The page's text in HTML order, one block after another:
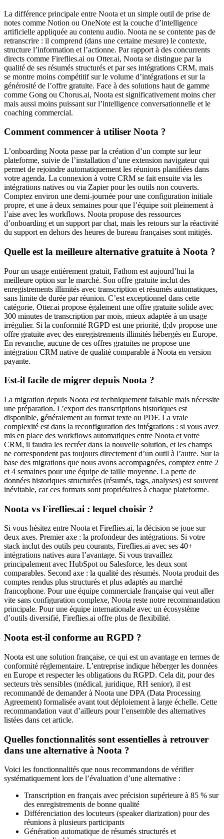
La différence principale entre Noota et un simple outil de prise de
notes comme Notion ou OneNote est la couche d’intelligence
artificielle appliquée au contenu audio. Noota ne se contente pas de
retranscrire : il comprend (dans une certaine mesure) le contexte,
structure l’information et l’actionne. Par rapport à des concurrents
directs comme Fireflies.ai ou Otter.ai, Noota se distingue par la
qualité de ses résumés structurés et par ses intégrations CRM, mais
se montre moins compétitif sur le volume d’intégrations et sur la
générosité de l’offre gratuite. Face à des solutions haut de gamme
comme Gong ou Chorus.ai, Noota est significativement moins cher
mais aussi moins puissant sur l’intelligence conversationnelle et le
coaching commercial.
Comment commencer à utiliser Noota ?
L’onboarding Noota passe par la création d’un compte sur leur
plateforme, suivie de l’installation d’une extension navigateur qui
permet de rejoindre automatiquement les réunions planifiées dans
votre agenda. La connexion à votre CRM se fait ensuite via les
intégrations natives ou via Zapier pour les outils non couverts.
Comptez environ une demi-journée pour une configuration initiale
propre, et une à deux semaines pour que l’équipe soit pleinement à
l’aise avec les workflows. Noota propose des ressources
d’onboarding et un support par chat, mais les retours sur la réactivité
du support en dehors des heures de bureau françaises sont mitigés.
Quelle est la meilleure alternative gratuite à Noota ?
Pour un usage entièrement gratuit, Fathom est aujourd’hui la
meilleure option sur le marché. Son offre gratuite inclut des
enregistrements illimités avec transcription et résumés automatiques,
sans limite de durée par réunion. C’est exceptionnel dans cette
catégorie. Otter.ai propose également une offre gratuite solide avec
300 minutes de transcription par mois, mieux adaptée à un usage
irrégulier. Si la conformité RGPD est une priorité, tl;dv propose une
offre gratuite avec des enregistrements illimités hébergés en Europe.
En revanche, aucune de ces offres gratuites ne propose une
intégration CRM native de qualité comparable à Noota en version
payante.
Est-il facile de migrer depuis Noota ?
La migration depuis Noota est techniquement faisable mais nécessite
une préparation. L’export des transcriptions historiques est
disponible, généralement au format texte ou PDF. La vraie
complexité est dans la reconfiguration des intégrations : si vous avez
mis en place des workflows automatiques entre Noota et votre
CRM, il faudra les recréer dans la nouvelle solution, et les champs
ne correspondent pas toujours directement d’un outil à l’autre. Sur la
base des migrations que nous avons accompagnées, comptez entre 2
et 4 semaines pour une équipe de taille moyenne. La perte de
données historiques structurées (résumés, tags, analyses) est souvent
inévitable, car ces formats sont propriétaires à chaque plateforme.
Noota vs Fireflies.ai : lequel choisir ?
Si vous hésitez entre Noota et Fireflies.ai, la décision se joue sur
deux axes. Premier axe : la profondeur des intégrations. Si votre
stack inclut des outils peu courants, Fireflies.ai avec ses 40+
intégrations natives aura l’avantage. Si vous travaillez
principalement avec HubSpot ou Salesforce, les deux sont
comparables. Second axe : la qualité des résumés. Noota produit des
comptes rendus plus structurés et plus adaptés au marché
francophone. Pour une équipe commerciale française qui veut aller
vite sans configuration complexe, Noota reste notre recommandation
principale. Pour une équipe internationale avec un écosystème
d’outils diversifié, Fireflies.ai offre plus de flexibilité.
Noota est-il conforme au RGPD ?
Noota est une solution française, ce qui est un avantage en termes de
conformité réglementaire. L’entreprise indique héberger les données
en Europe et respecter les obligations du RGPD. Cela dit, pour des
secteurs très sensibles (médical, juridique, RH senior), il est
recommandé de demander à Noota une DPA (Data Processing
Agreement) formalisée avant tout déploiement à large échelle. Cette
recommandation vaut d’ailleurs pour l’ensemble des alternatives
listées dans cet article.
Quelles fonctionnalités sont essentielles à retrouver
dans une alternative à Noota ?
Voici les fonctionnalités que nous recommandons de vérifier
systématiquement lors de l’évaluation d’une alternative :
Transcription en français avec précision supérieure à 85 % sur
des enregistrements de bonne qualité
Différenciation des locuteurs (speaker diarization) pour des
réunions à plusieurs participants
Génération automatique de résumés structurés et